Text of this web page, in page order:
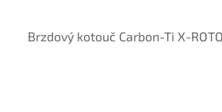
Brzdový kotouč Carbon-Ti X-